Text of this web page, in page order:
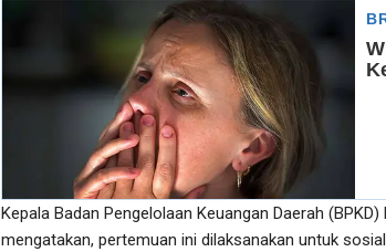
Kepala Badan Pengelolaan Keuangan Daerah
mengatakan, pertemuan ini dilaksanakan untuk